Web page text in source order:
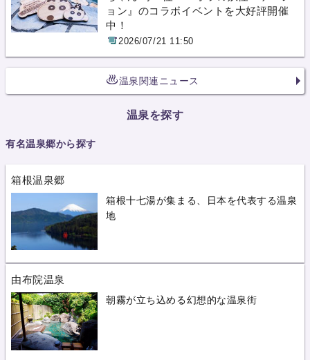
ョン』のコラボイベントを大好評開催
中！
2026/07/21 11:50
温泉関連ニュース
温泉を探す
有名温泉郷から探す
箱根温泉郷
箱根十七湯が集まる、日本を代表する温泉
地
由布院温泉
朝霧が立ち込める幻想的な温泉街